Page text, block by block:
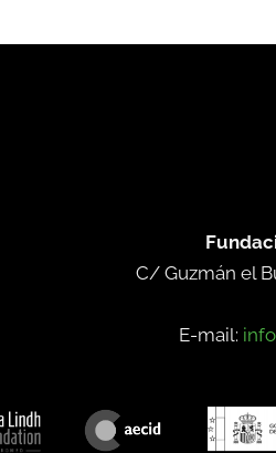
C/ Guzmán el
E-mail: